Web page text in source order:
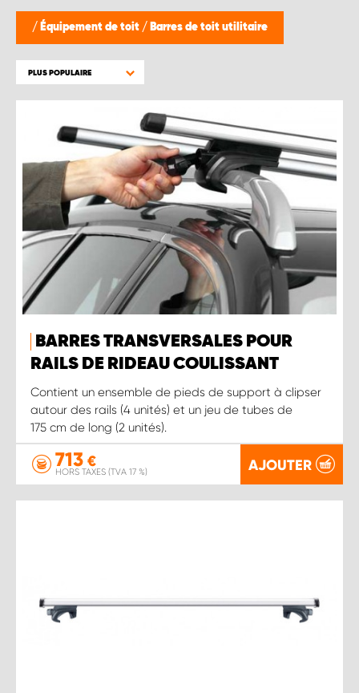
/ Équipement de toit / Barres de toit utilitaire
PLUS POPULAIRE
BARRES TRANSVERSALES POUR
RAILS DE RIDEAU COULISSANT
Contient un ensemble de pieds de support à clipser
autour des rails (4 unités) et un jeu de tubes de
175 cm de long (2 unités).
713 €
HORS TAXES (TVA 17 %) AJOUTER